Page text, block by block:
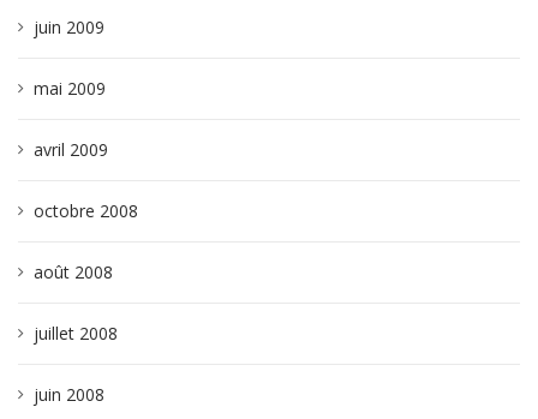
juin 2009
mai 2009
avril 2009
octobre 2008
août 2008
juillet 2008
juin 2008